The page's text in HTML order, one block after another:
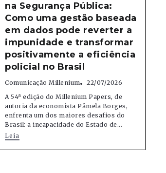
na Segurança Pública:
Como uma gestão baseada
em dados pode reverter a
impunidade e transformar
positivamente a eficiência
policial no Brasil
Comunicação Millenium
22/07/2026
A 54ª edição do Millenium Papers, de
autoria da economista Pâmela Borges,
enfrenta um dos maiores desafios do
Brasil: a incapacidade do Estado de...
Leia